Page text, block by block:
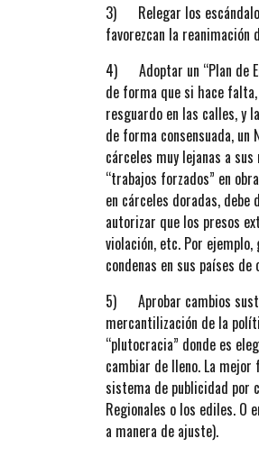
3) Relegar los
favorezcan la reanimación
4) Adoptar un “Plan de
de forma que si hace
resguardo en las calles, y
de forma consensuada, un
cárceles muy lejanas a
“trabajos forzados” en
en cárceles doradas, debe
autorizar que los presos
violación, etc. Por
condenas en sus países
5) Aprobar cambios
mercantilización de la
“plutocracia” donde es
cambiar de lleno. La
sistema de publicidad por
Regionales o los ediles.
a manera de ajuste).